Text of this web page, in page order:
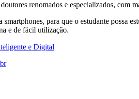
renomados e especializados,
para que o estudante possa
e de fácil utilização.
e Digital